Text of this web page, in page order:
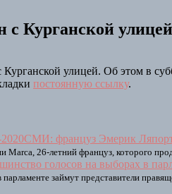
с Курганской улицей
улицей. Об этом в
постоянную ссылку.
СМИ: француз Эмерик Ляпорт
26-летний француз, которого
парламенте займут представители